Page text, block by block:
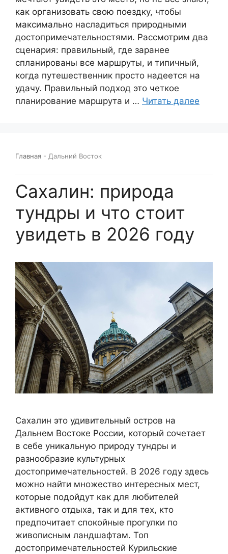
как организовать свою поездку, чтобы
максимально насладиться природными
достопримечательностями. Рассмотрим два
сценария: правильный, где заранее
спланированы все маршруты, и типичный,
когда путешественник просто надеется на
удачу. Правильный подход это четкое
планирование маршрута и … Читать далее
Главная - Дальний Восток
Сахалин: природа
тундры и что стоит
увидеть в 2026 году
Сахалин это удивительный остров на
Дальнем Востоке России, который сочетает
в себе уникальную природу тундры и
разнообразие культурных
достопримечательностей. В 2026 году здесь
можно найти множество интересных мест,
которые подойдут как для любителей
активного отдыха, так и для тех, кто
предпочитает спокойные прогулки по
живописным ландшафтам. Топ
достопримечательностей Курильские